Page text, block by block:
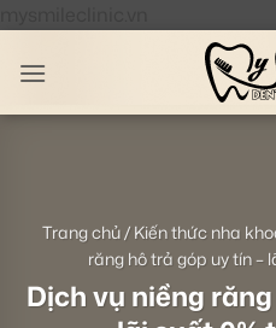
Trang chủ/ Kiến thức nha
răng hô trả góp uy tín
Dịch vụ niềng